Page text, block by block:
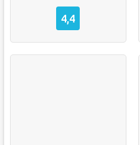
4,4